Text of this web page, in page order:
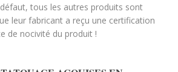
tous les autres produits sont
leur fabricant a reçu une certification
de nocivité du produit !